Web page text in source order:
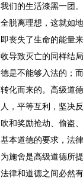
我们的生活漆黑一团
全脱离理想，这就如
即丧失了生命的能量
收导致灭亡的同样结
德是不能够入法的；
转化而来的。高级道
人，平等互利，坚决
吹和奖励抢劫、偷盗
基本道德的要求，法
为施舍是高级道德所
法律和道德之间必然